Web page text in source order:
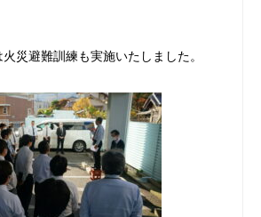
災避難訓練も実施いたしました。